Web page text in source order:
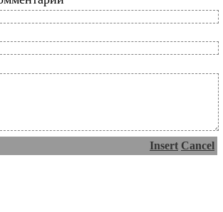
Insert Cancel